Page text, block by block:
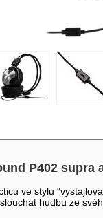
P402 supra
ve stylu
hudbu ze